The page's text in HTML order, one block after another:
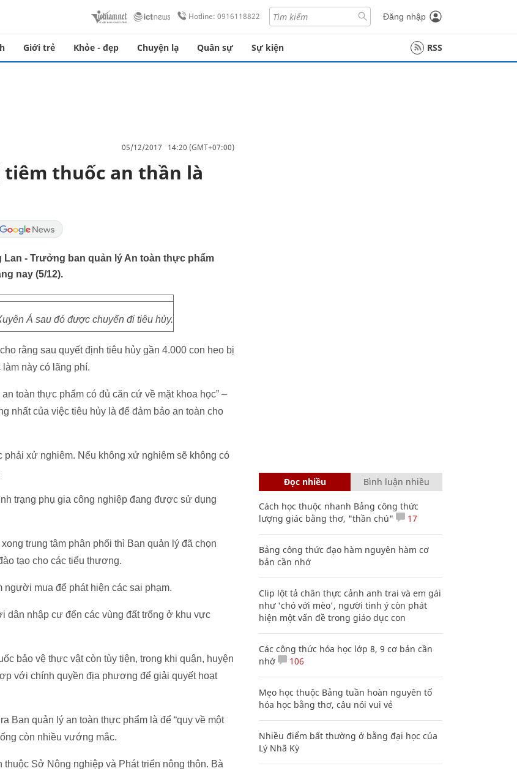
Hotline: 0916118822 Đăng nhập
Giới trẻ Khỏe - đẹp Chuyện lạ Quân sự Sự kiện RSS
05/12/2017 14:20 (GMT+07:00)
tiêm thuốc an thần là
Lan - Trưởng ban quản lý An toàn thực phẩm
nay (5/12).
Á sau đó được chuyển đi tiêu hủy.
rằng sau quyết định tiêu hủy gần 4.000 con heo bị
này có lãng phí.
toàn thực phẩm có đủ căn cứ về mặt khoa học” –
nhất của việc tiêu hủy là để đảm bảo an toàn cho
xử nghiêm. Nếu không xử nghiêm sẽ không có
trạng phụ gia công nghiệp đang được sử dụng
trung tâm phân phối thì Ban quản lý đã chọn
tạo cho các tiểu thương.
người mua để phát hiện các sai phạm.
dân nhập cư đến các vùng đất trống ở khu vực
bảo vệ thực vật còn tùy tiện, trong khi quận, huyện
với chính quyền địa phương để giải quyết hoạt
Ban quản lý an toàn thực phẩm là để “quy về một
còn nhiều vướng mắc.
Sở Nông nghiệp và Phát triển nông thôn. Bà
Đọc nhiều Bình luận nhiều
Cách học thuộc nhanh Bảng công thức
lượng giác bằng thơ, "thần chú"
17
Bảng công thức đạo hàm nguyên hàm cơ
bản cần nhớ
Clip lột tả chân thực cảnh anh trai và em gái
như 'chó với mèo', người tinh ý còn phát
hiện một vấn đề trong giáo dục con
Các công thức hóa học lớp 8, 9 cơ bản cần
nhớ
106
Mẹo học thuộc Bảng tuần hoàn nguyên tố
hóa học bằng thơ, câu nói vui vẻ
Nhiều điểm bất thường ở bằng đại học của
Lý Nhã Kỳ